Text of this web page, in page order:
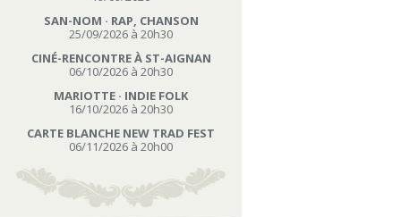
SAN-NOM · RAP, CHANSON
25/09/2026 à 20h30
CINÉ-RENCONTRE À ST-AIGNAN
06/10/2026 à 20h30
MARIOTTE · INDIE FOLK
16/10/2026 à 20h30
CARTE BLANCHE NEW TRAD FEST
06/11/2026 à 20h00